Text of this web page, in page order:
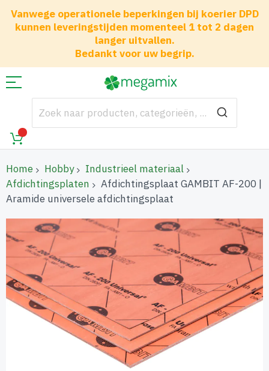
Vanwege operationele beperkingen bij koerier DPD
kunnen leveringstijden momenteel 1 tot 2 dagen
langer uitvallen.
Bedankt voor uw begrip.
Home Hobby
Industrieel materiaal
Afdichtingsplaten
Afdichtingsplaat GAMBIT AF-200 |
Aramide universele afdichtingsplaat
naar
het
einde
van
de
afbeeldingen-
gallerij